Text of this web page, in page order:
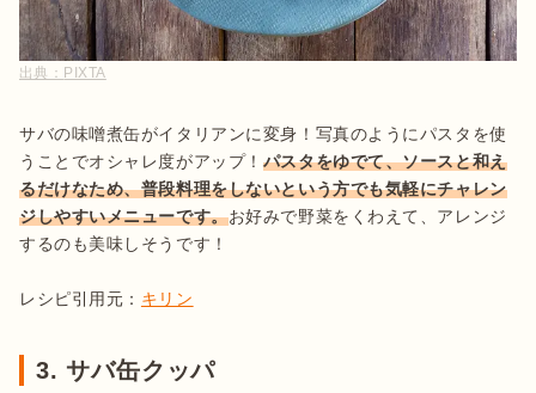
出典： PIXTA
サバの味噌煮缶がイタリアンに変身！写真のようにパスタを使
うことでオシャレ度がアップ！ パスタをゆでて、ソースと和え
るだけなため、普段料理をしないという方でも気軽にチャレン
ジしやすいメニューです。お好みで野菜をくわえて、アレンジ
するのも美味しそうです！
レシピ引用元： キリン
3. サバ缶クッパ